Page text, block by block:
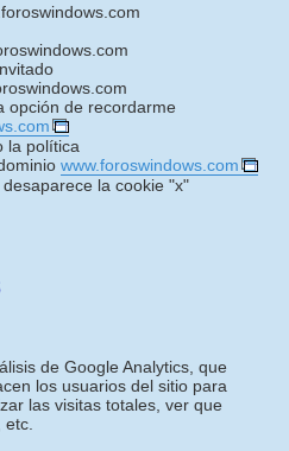
opción de recordarme
la política
www.foroswindows.com
la cookie "x"
de Google Analytics, que
los usuarios del sitio para
las visitas totales, ver que